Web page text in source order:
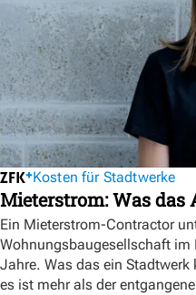
Kosten für Stadtwerke
Mieterstrom: Was das
Ein Mieterstrom-Contractor
Wohnungsbaugesellschaft im
Jahre. Was das ein
es ist mehr als der